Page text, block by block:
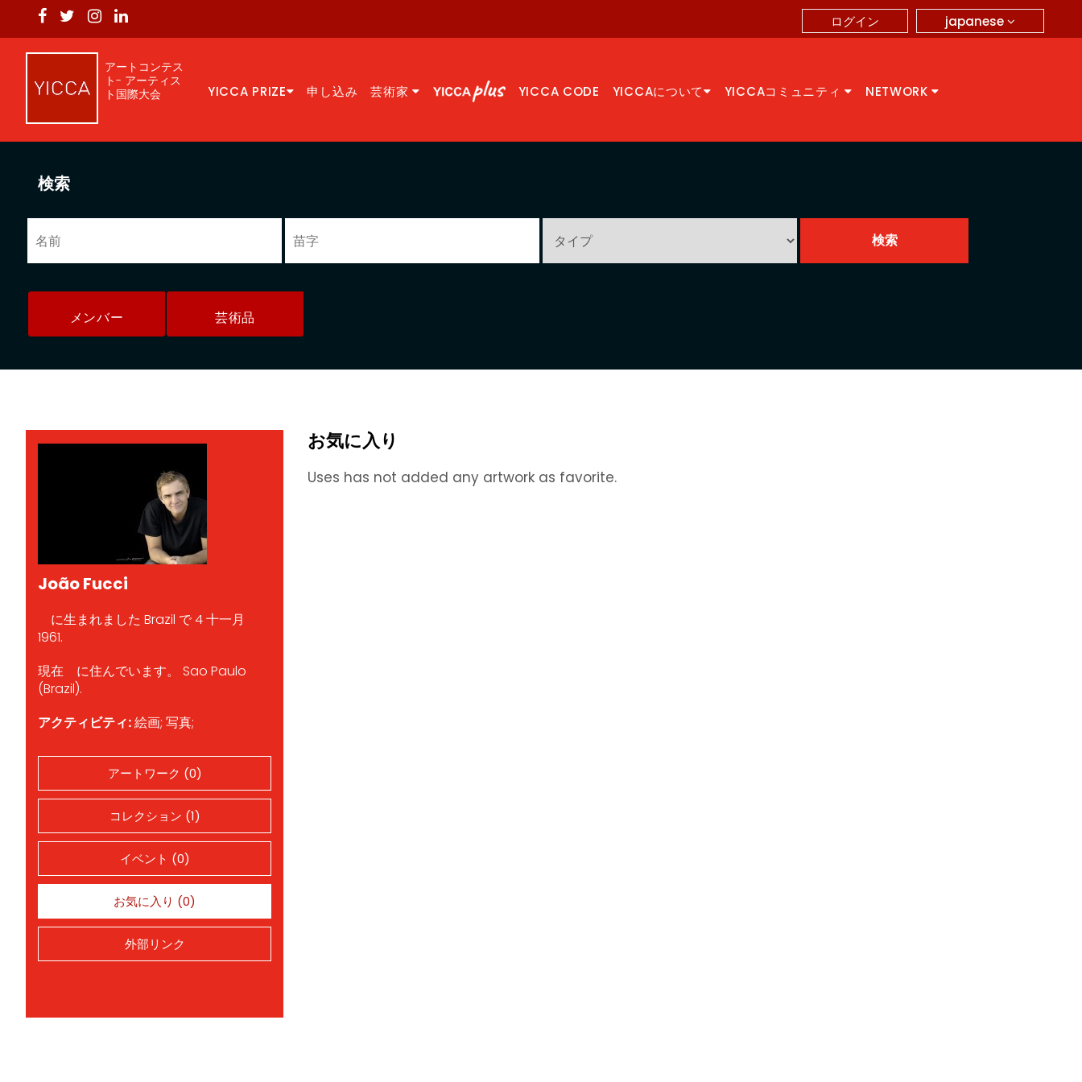
japanese
ログイン
アートコンテス
ト- アーティス
ト国際大会
YICCA PRIZE 申し込み 芸術家 YICCA CODE YICCAについて YICCAコミュニティ NETWORK
検索
メンバー 芸術品
João Fucci
に生まれました Brazil で 4 十一月
1961.
現在 に住んでいます。 Sao Paulo
(Brazil).
アクティビティ:絵画; 写真;
アートワーク (0)
コレクション (1)
イベント (0)
お気に入り (0)
外部リンク
お気に入り
Uses has not added any artwork as favorite.